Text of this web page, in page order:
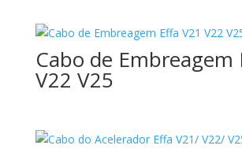
Cabo de Embreagem
V22 V25